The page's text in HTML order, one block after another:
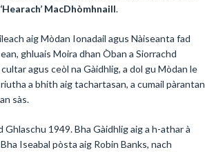
MacDhòmhnaill.
aig Mòdan Ionadail agus Nàiseanta fad
ghluais Moira dhan Òban a Siorrachd
agus ceòl na Gàidhlig, a dol gu Mòdan le
a bhith aig tachartasan, a cumail pàrantan
sàs.
Ghlaschu 1949. Bha Gàidhlig aig a h-athar à
Iseabal pòsta aig Robin Banks, nach